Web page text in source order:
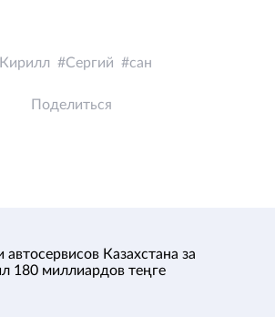
Сергий сан
Поделиться
Казахстана за
180 миллиардов теңге